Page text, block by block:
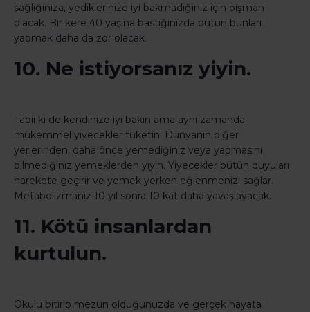
sağlığınıza, yediklerinize iyi bakmadığınız için pişman
olacak. Bir kere 40 yaşına bastığınızda bütün bunları
yapmak daha da zor olacak.
10. Ne istiyorsanız yiyin.
Tabii ki de kendinize iyi bakın ama aynı zamanda
mükemmel yiyecekler tüketin. Dünyanın diğer
yerlerinden, daha önce yemediğiniz veya yapmasını
bilmediğiniz yemeklerden yiyin. Yiyecekler bütün duyuları
harekete geçirir ve yemek yerken eğlenmenizi sağlar.
Metabolizmanız 10 yıl sonra 10 kat daha yavaşlayacak.
11. Kötü insanlardan
kurtulun.
Okulu bitirip mezun olduğunuzda ve gerçek hayata